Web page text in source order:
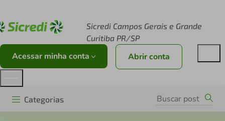
Sicredi Campos Gerais e Grande
Curitiba PR/SP
Acessar minha conta Abrir conta
Categorias